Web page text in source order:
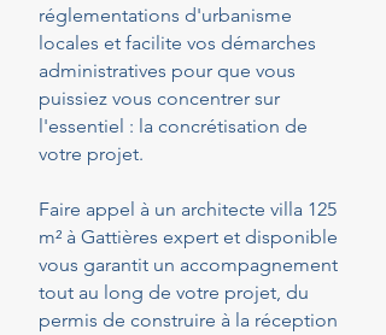
réglementations d'urbanisme
locales et facilite vos démarches
administratives pour que vous
puissiez vous concentrer sur
l'essentiel : la concrétisation de
votre projet.
Faire appel à un architecte villa 125
m² à Gattières expert et disponible
vous garantit un accompagnement
tout au long de votre projet, du
permis de construire à la réception